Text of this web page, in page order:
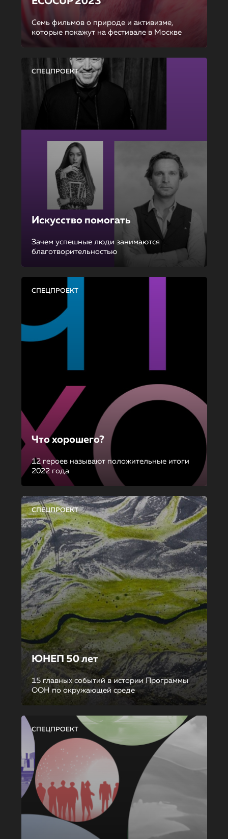
Семь фильмов о природе и активизме,
которые покажут на фестивале в Москве
СПЕЦПРОЕКТ
Искусство помогать
Зачем успешные люди занимаются
благотворительностью
СПЕЦПРОЕКТ
Что хорошего?
12 героев называют положительные итоги
2022 года
СПЕЦПРОЕКТ
ЮНЕП 50 лет
15 главных событий в истории Программы
ООН по окружающей среде
СПЕЦПРОЕКТ